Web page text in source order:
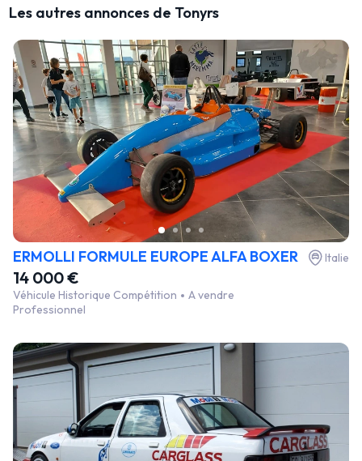
Les autres annonces de Tonyrs
ERMOLLI FORMULE EUROPE ALFA BOXER Italie
14 000 €
Véhicule Historique Compétition
A vendre
Professionnel